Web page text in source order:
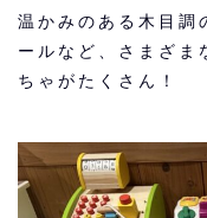
温かみのある木目調
ールなど、さまざま
ちゃがたくさん！